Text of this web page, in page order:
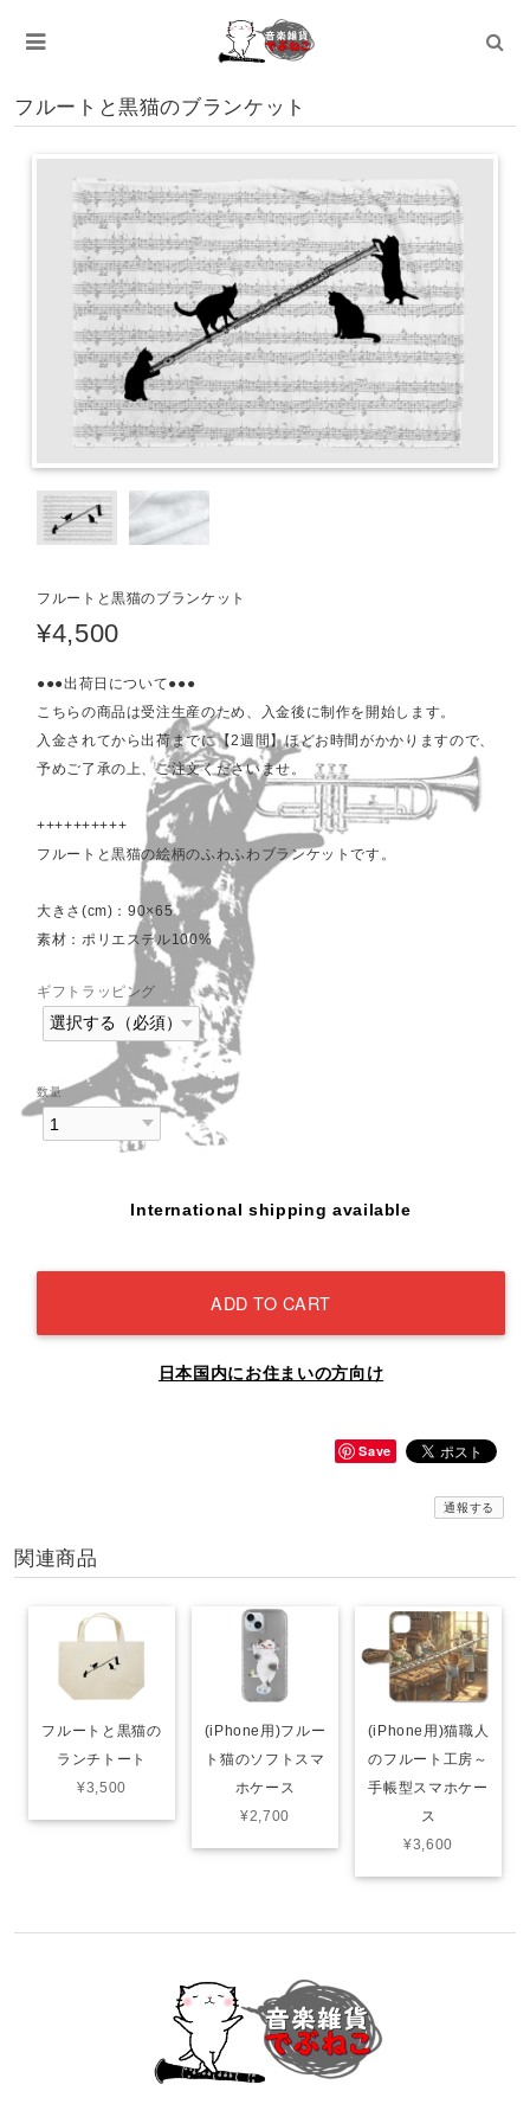
フルートと黒猫のブランケット
フルートと黒猫のブランケット
¥4,500
●●●出荷日について●●●
こちらの商品は受注生産のため、入金後に制作を開始します。
入金されてから出荷までに【2週間】ほどお時間がかかりますので、
予めご了承の上、ご注文くださいませ。
++++++++++
フルートと黒猫の絵柄のふわふわブランケットです。
大きさ(cm)：90×65
素材：ポリエステル100%
ギフトラッピング
数量
International shipping available
ADD TO CART
日本国内にお住まいの方向け
Save
通報する
関連商品
フルートと黒猫の
ランチトート
¥3,500
(iPhone用)フルー
ト猫のソフトスマ
ホケース
¥2,700
(iPhone用)猫職人
のフルート工房～
手帳型スマホケー
ス
¥3,600